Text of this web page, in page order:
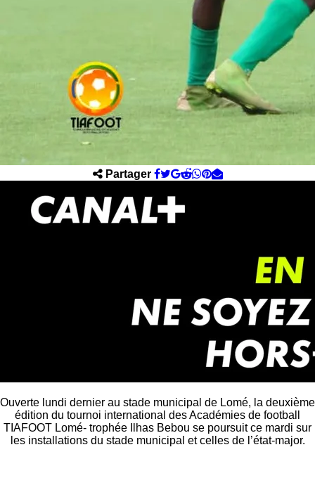
Partager
Ouverte lundi dernier au stade municipal de Lomé, la deuxième
édition du tournoi international des Académies de football
TIAFOOT Lomé- trophée Ilhas Bebou se poursuit ce mardi sur
les installations du stade municipal et celles de l’état-major.